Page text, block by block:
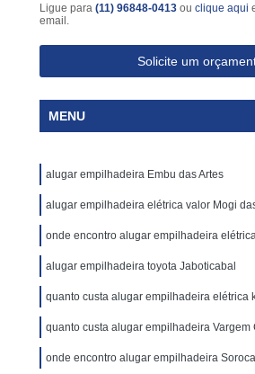
Ligue para (11) 96848-0413 ou clique aqui
email.
Solicite um
MENU
alugar empilhadeira Embu das Artes
alugar empilhadeira elétrica valor Mogi
onde encontro alugar empilhadeira
alugar empilhadeira toyota Jaboticabal
quanto custa alugar empilhadeira elétrica
quanto custa alugar empilhadeira Vargem
onde encontro alugar empilhadeira